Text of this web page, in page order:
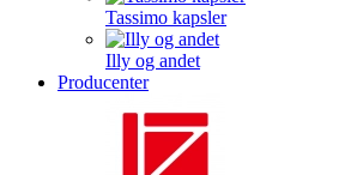
Tassimo kapsler
Illy og andet
Producenter